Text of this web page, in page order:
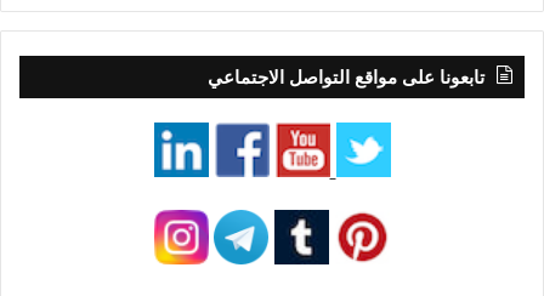
تابعونا على مواقع التواصل الاجتماعي